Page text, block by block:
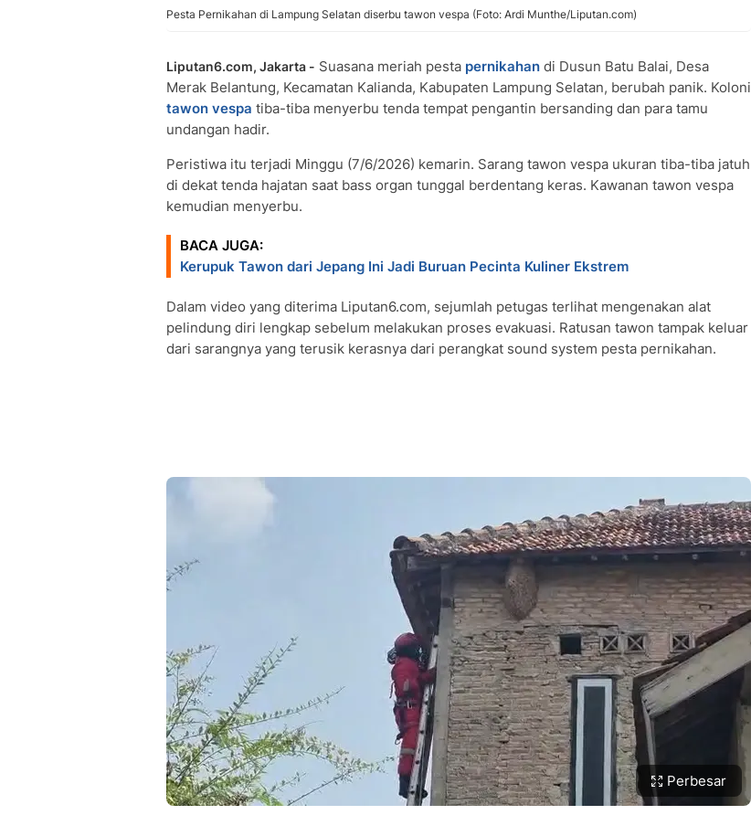
Pesta Pernikahan di Lampung Selatan diserbu tawon vespa (Foto: Ardi Munthe/Liputan.com)
Liputan6.com, Jakarta - Suasana meriah pesta pernikahan di Dusun Batu Balai, Desa
Merak Belantung, Kecamatan Kalianda, Kabupaten Lampung Selatan, berubah panik. Koloni
tawon vespa tiba-tiba menyerbu tenda tempat pengantin bersanding dan para tamu
undangan hadir.
Peristiwa itu terjadi Minggu (7/6/2026) kemarin. Sarang tawon vespa ukuran tiba-tiba jatuh
di dekat tenda hajatan saat bass organ tunggal berdentang keras. Kawanan tawon vespa
kemudian menyerbu.
BACA JUGA:
Kerupuk Tawon dari Jepang Ini Jadi Buruan Pecinta Kuliner Ekstrem
Dalam video yang diterima Liputan6.com, sejumlah petugas terlihat mengenakan alat
pelindung diri lengkap sebelum melakukan proses evakuasi. Ratusan tawon tampak keluar
dari sarangnya yang terusik kerasnya dari perangkat sound system pesta pernikahan.
Perbesar